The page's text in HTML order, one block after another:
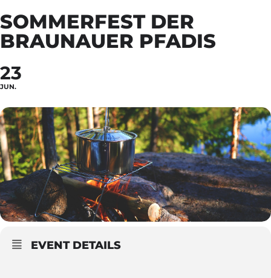
SOMMERFEST DER
BRAUNAUER PFADIS
23
JUN.
EVENT DETAILS